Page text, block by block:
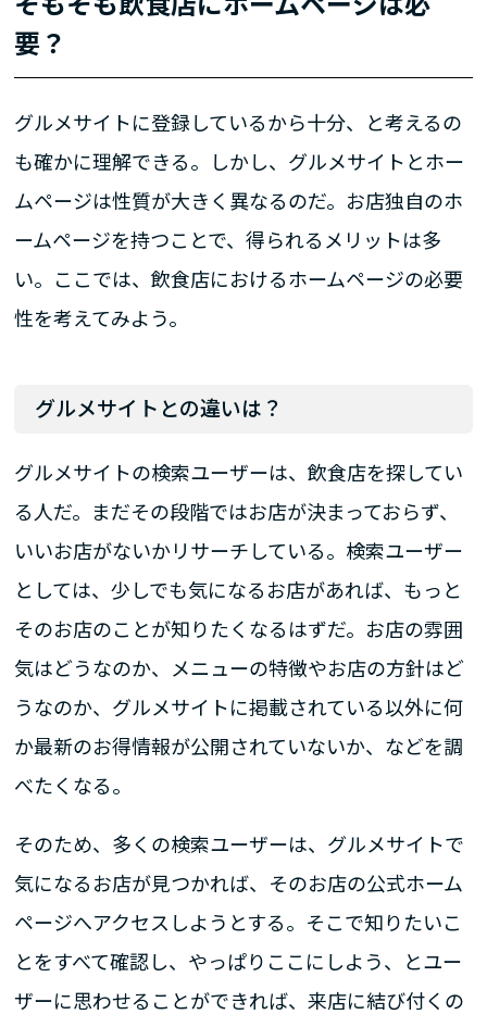
要？
グルメサイトに登録しているから十分、と考えるの
も確かに理解できる。しかし、グルメサイトとホー
ムページは性質が大きく異なるのだ。お店独自のホ
ームページを持つことで、得られるメリットは多
い。ここでは、飲食店におけるホームページの必要
性を考えてみよう。
グルメサイトとの違いは？
グルメサイトの検索ユーザーは、飲食店を探してい
る人だ。まだその段階ではお店が決まっておらず、
いいお店がないかリサーチしている。検索ユーザー
としては、少しでも気になるお店があれば、もっと
そのお店のことが知りたくなるはずだ。お店の雰囲
気はどうなのか、メニューの特徴やお店の方針はど
うなのか、グルメサイトに掲載されている以外に何
か最新のお得情報が公開されていないか、などを調
べたくなる。
そのため、多くの検索ユーザーは、グルメサイトで
気になるお店が見つかれば、そのお店の公式ホーム
ページへアクセスしようとする。そこで知りたいこ
とをすべて確認し、やっぱりここにしよう、とユー
ザーに思わせることができれば、来店に結び付くの